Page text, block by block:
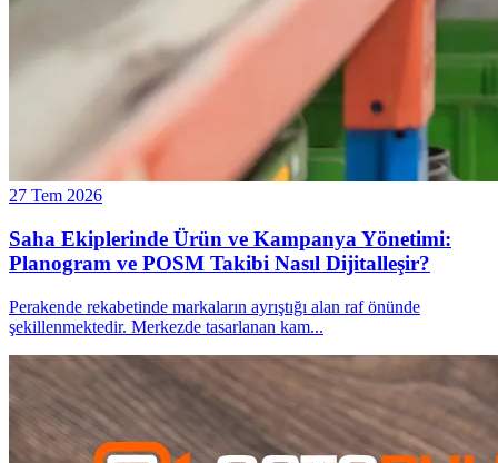
27 Tem 2026
Saha Ekiplerinde Ürün ve Kampanya Yönetimi:
Planogram ve POSM Takibi Nasıl Dijitalleşir?
Perakende rekabetinde markaların ayrıştığı alan raf önünde
şekillenmektedir. Merkezde tasarlanan kam...